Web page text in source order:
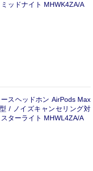
ッドナイト MHWK4ZA/A
スヘッドホン AirPods Max
/ ノイズキャンセリング対
ターライト MHWL4ZA/A